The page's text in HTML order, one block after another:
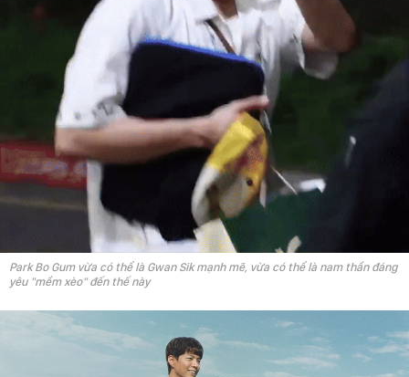
Park Bo Gum vừa có thể là Gwan Sik mạnh mẽ, vừa có thể là nam thần đáng
yêu "mềm xèo" đến thế này